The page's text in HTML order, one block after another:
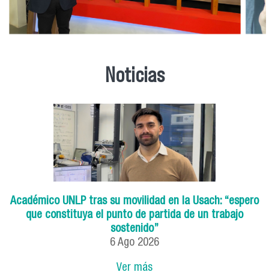
Noticias
Académico UNLP tras su movilidad en la Usach: “espero
que constituya el punto de partida de un trabajo
sostenido”
6 Ago 2026
Ver más